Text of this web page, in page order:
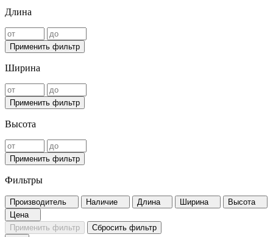
Длина
Применить фильтр
Ширина
Применить фильтр
Высота
Применить фильтр
Фильтры
Производитель Наличие Длина Ширина
Высота
Цена
Применить фильтр
Сбросить фильтр